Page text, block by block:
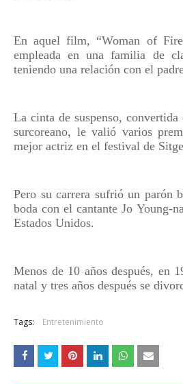
En aquel film, “Woman of
empleada en una familia de
teniendo una relación con el
La cinta de suspenso,
surcoreano, le valió varios
mejor actriz en el festival de
Pero su carrera sufrió un parón
boda con el cantante Jo Young-
Estados Unidos.
Menos de 10 años después, en
natal y tres años después se
Tags: Entretenimiento